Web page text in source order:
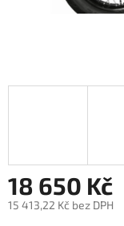
18 650 Kč
15 413,22 Kč bez DPH